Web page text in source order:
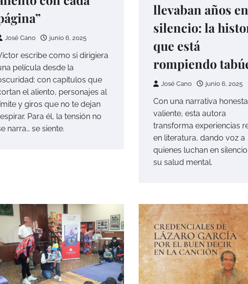
José Cano junio 6, 2025
escribe como si dirigiera
película desde la
con capítulos que
el aliento, personajes al
y giros que no te dejan
Para él, la tensión no
narra… se siente.
llevaban años en
silencio: la
que está
rompiendo
José Cano junio 6, 2025
Con una narrativa
valiente, esta autora
transforma experiencias
en literatura, dando voz a
quienes luchan en
su salud mental.